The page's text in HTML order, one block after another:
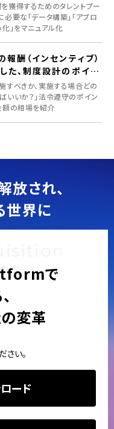
獲得するためのタレントプー
要な「データ構築」「アプロ
」をマニュアル化
報酬（インセンティブ）
た、制度設計のポイン
すべきか、実施する場合どの
いいか？」法令遵守のポイン
額の相場を紹介
放され、
世界に
で
変革
い。
ード